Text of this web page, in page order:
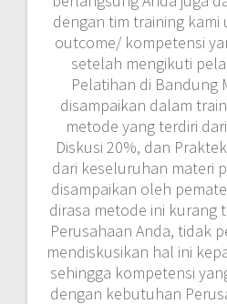
dengan tim training
outcome/ kompetensi
setelah mengikuti
Pelatihan di Bandung
disampaikan dalam
metode yang terdiri
Diskusi 20%, dan
dari keseluruhan materi
disampaikan oleh
dirasa metode ini kurang
Perusahaan Anda, tidak
mendiskusikan hal ini
sehingga kompetensi
dengan kebutuhan